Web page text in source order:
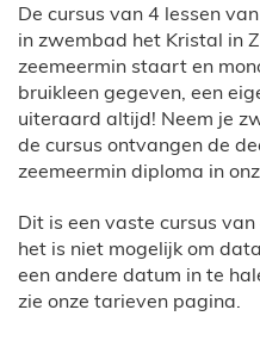
De cursus van 4 lessen
in zwembad het Kristal in
zeemeermin staart en
bruikleen gegeven, een
uiteraard altijd! Neem je
de cursus ontvangen de
zeemeermin diploma in
Dit is een vaste cursus
het is niet mogelijk om
een andere datum in te
zie onze tarieven pagina.